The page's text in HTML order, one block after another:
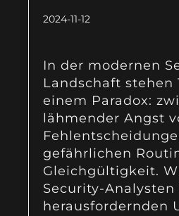
2024-11-12
In der modernen
Landschaft stehen
einem Paradox:
lähmender Angst
gefährlichen
Gleichgültigkeit.
Security-Analysten
herausfordernden